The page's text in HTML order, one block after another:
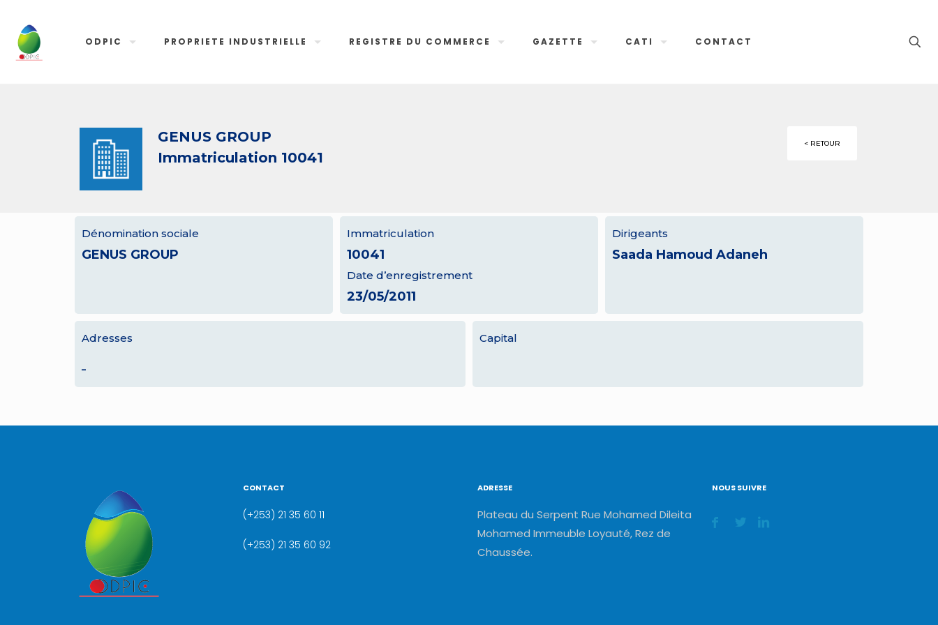
ODPIC PROPRIETE INDUSTRIELLE REGISTRE DU COMMERCE GAZETTE CATI CONTACT
GENUS GROUP
Immatriculation 10041
< RETOUR
Dénomination sociale
GENUS GROUP
Immatriculation
10041
Date d’enregistrement
23/05/2011
Dirigeants
Saada Hamoud Adaneh
Adresses
–
Capital
CONTACT
(+253) 21 35 60 11
(+253) 21 35 60 92
ADRESSE
Plateau du Serpent Rue Mohamed Dileita
Mohamed Immeuble Loyauté, Rez de
Chaussée.
NOUS SUIVRE